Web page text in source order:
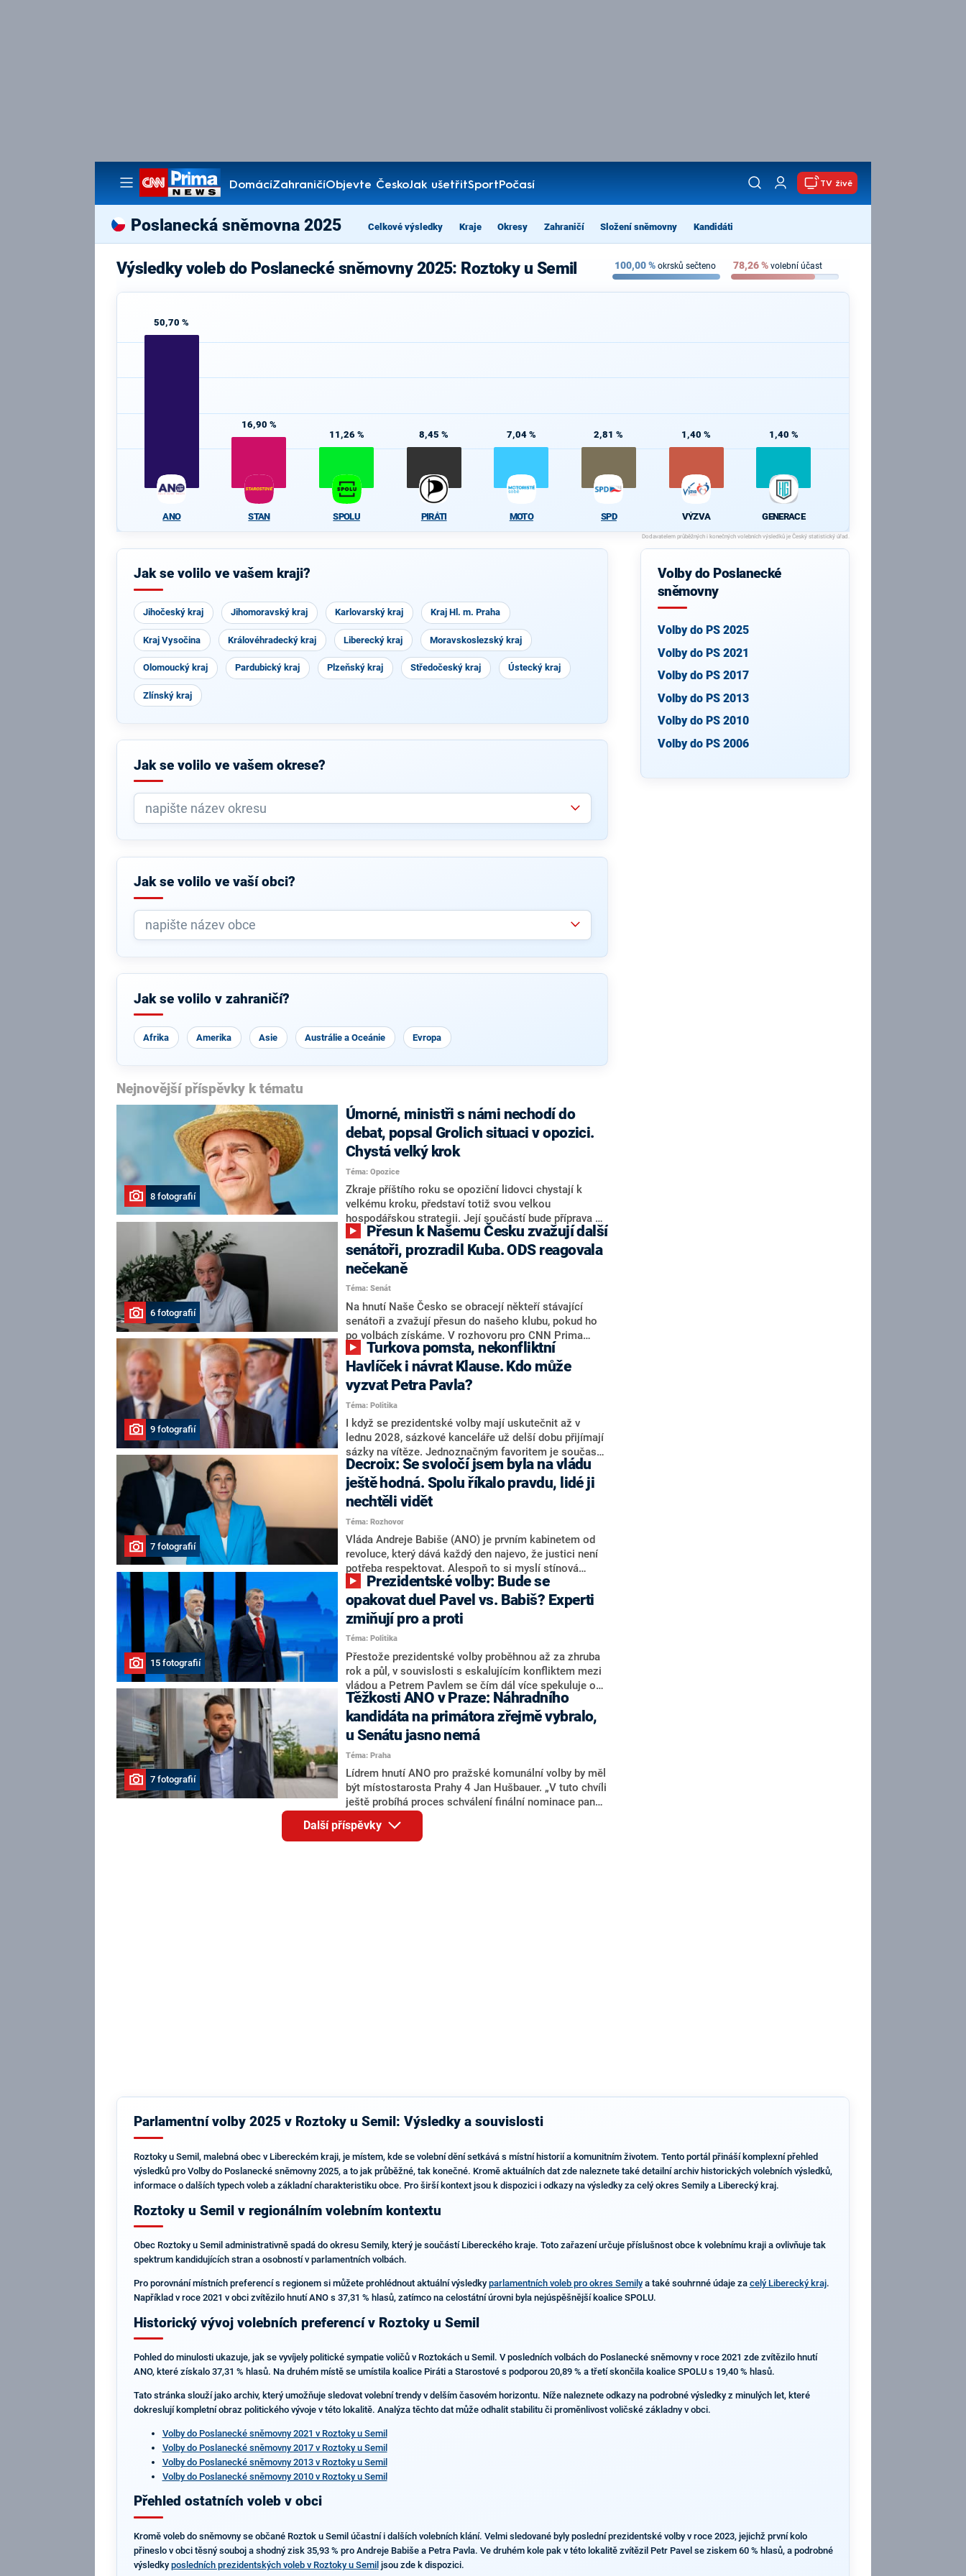
DomácíZahraničíObjevte ČeskoJak ušetřitSportPočasí
Pořady
TV živě
Poslanecká sněmovna 2025 Celkové výsledky Kraje Okresy Zahraničí Složení sněmovny Kandidáti
Výsledky voleb do Poslanecké sněmovny 2025: Roztoky u Semil 100,00% okrsků sečteno 78,26% volební účast
50,70 %
ANO
16,90 %
STAN
11,26 %
SPOLU
8,45 %
PIRÁTI
7,04 %
MOTO
2,81 %
SPD
1,40 %
VÝZVA
1,40 %
GENERACE
Jak se volilo ve vašem kraji?
Jihočeský kraj Jihomoravský kraj Karlovarský kraj Kraj Hl. m. Praha
Kraj Vysočina Královéhradecký kraj Liberecký kraj Moravskoslezský kraj
Olomoucký kraj Pardubický kraj Plzeňský kraj Středočeský kraj Ústecký kraj
Zlínský kraj
Jak se volilo ve vašem okrese?
Jak se volilo ve vaší obci?
Jak se volilo v zahraničí?
Afrika Amerika Asie Austrálie a Oceánie Evropa
Nejnovější příspěvky k tématu
8 fotografií
Úmorné, ministři s námi nechodí do
debat, popsal Grolich situaci v opozici.
Chystá velký krok
Téma: Opozice
Zkraje příštího roku se opoziční lidovci chystají k
velkému kroku, představí totiž svou velkou
hospodářskou strategii. Její součástí bude příprava na
stárnutí populace, řekl ve středu na setkání s novináři
nový předseda lidovců Jan Grolich. Ten zároveň v
senátních volbách kandiduje ve Vyškově. Popsal i
aktivitu opozice, o níž vládní strany nebo političtí
komentátoři mluví jako o slabé a v defenzivě. „Je to
úmorná práce upozorňovat na chyby vlády. Ministři s
námi navíc nechodí do debat. Chceme ale ukazovat
svoje témata,“ odpověděl Grolich na dotaz CNN Prima
NEWS.
6 fotografií
senátoři, prozradil Kuba. ODS reagovala
nečekaně
Téma: Senát
Na hnutí Naše Česko se obracejí někteří stávající
senátoři a zvažují přesun do našeho klubu, pokud ho
po volbách získáme. V rozhovoru pro CNN Prima
NEWS to řekl zakladatel hnutí a jihočeský hejtman
Martin Kuba. Konkrétní nebyl, ale získat by takto mohl
například senátora Zdeňka Hrabu, který je dnes
součástí klubu ODS a TOP 09. Hraba to na dotaz
redakce nevyloučil. Předseda klubu senátorů ODS
Zdeněk Nytra redakci řekl, že počítá s odchodem
některých senátorů z klubu a že Naše Česko není
nepřítel, ale soupeř.
9 fotografií
Havlíček i návrat Klause. Kdo může
vyzvat Petra Pavla?
Téma: Politika
I když se prezidentské volby mají uskutečnit až v
lednu 2028, sázkové kanceláře už delší dobu přijímají
sázky na vítěze. Jednoznačným favoritem je současná
hlava státu Petr Pavel. Daleko za ním pak bookmakeři
zmiňují dva výrazné politiky ANO, tedy premiéra
Andreje Babiše a ministra průmyslu Karla Havlíčka.
Oblíbeným tipem samotných sázkařů je poslanec za
Motoristy Filip Turek. Politolog Jan Kubáček nicméně
o případné kandidatuře kohokoliv ze zmíněné trojice
značně pochybuje. Podle něj současná koalice dosud
nemá osobu, která by Pavlovi mohla konkurovat.
7 fotografií
Decroix: Se svoločí jsem byla na vládu
ještě hodná. Spolu říkalo pravdu, lidé ji
nechtěli vidět
Téma: Rozhovor
Vláda Andreje Babiše (ANO) je prvním kabinetem od
revoluce, který dává každý den najevo, že justici není
potřeba respektovat. Alespoň to si myslí stínová
ministryně spravedlnosti ODS Eva Decroix. V
rozhovoru pro CNN Prima NEWS si nebrala servítky
ohledně politického výkonu svého nástupce Jeronýma
Tejce (za ANO) či vládní zmocněnkyně pro lidská
práva Taťány Malé (ANO). Označením „svoloč“ na
adresu vlády prý byla ještě hodná. Decroix se také
vrátila k volební porážce koalice Spolu či promluvila o
hnutí Naše Česko Martina Kuby.
15 fotografií
opakovat duel Pavel vs. Babiš? Experti
zmiňují pro a proti
Téma: Politika
Přestože prezidentské volby proběhnou až za zhruba
rok a půl, v souvislosti s eskalujícím konfliktem mezi
vládou a Petrem Pavlem se čím dál více spekuluje o
tom, koho by do bitvy o Hrad mohla vyslat současná
koalice. Někteří političtí komentátoři znovu vytahují
jméno premiéra Andreje Babiše (ANO). Jak moc je
pravděpodobné, že se v prezidentských volbách 2028
bude znovu opakovat souboj z roku 2023?
7 fotografií
Těžkosti ANO v Praze: Náhradního
kandidáta na primátora zřejmě vybralo,
u Senátu jasno nemá
Téma: Praha
Lídrem hnutí ANO pro pražské komunální volby by měl
být místostarosta Prahy 4 Jan Hušbauer. „V tuto chvíli
ještě probíhá proces schválení finální nominace pana
Jana Hušbauera Výborem hnutí ANO,“ uvedl pro
redakci místopředseda pražského ANO Martin
Benkovič. O Hušbauerovi se spekulovalo jako o
Další příspěvky
Volby do Poslanecké
sněmovny
Volby do PS 2025
Volby do PS 2021
Volby do PS 2017
Volby do PS 2013
Volby do PS 2010
Volby do PS 2006
Parlamentní volby 2025 v Roztoky u Semil: Výsledky a souvislosti
Roztoky u Semil, malebná obec v Libereckém kraji, je místem, kde se volební dění setkává s místní historií a komunitním životem. Tento portál přináší komplexní přehled
výsledků pro Volby do Poslanecké sněmovny 2025, a to jak průběžné, tak konečné. Kromě aktuálních dat zde naleznete také detailní archiv historických volebních výsledků,
informace o dalších typech voleb a základní charakteristiku obce. Pro širší kontext jsou k dispozici i odkazy na výsledky za celý okres Semily a Liberecký kraj.
Roztoky u Semil v regionálním volebním kontextu
Obec Roztoky u Semil administrativně spadá do okresu Semily, který je součástí Libereckého kraje. Toto zařazení určuje příslušnost obce k volebnímu kraji a ovlivňuje tak
spektrum kandidujících stran a osobností v parlamentních volbách.
Pro porovnání místních preferencí s regionem si můžete prohlédnout aktuální výsledky parlamentních voleb pro okres Semilya také souhrnné údaje za celý Liberecký kraj.
Například v roce 2021 v obci zvítězilo hnutí ANO s 37,31 % hlasů, zatímco na celostátní úrovni byla nejúspěšnější koalice SPOLU.
Historický vývoj volebních preferencí v Roztoky u Semil
Pohled do minulosti ukazuje, jak se vyvíjely politické sympatie voličů v Roztokách u Semil. V posledních volbách do Poslanecké sněmovny v roce 2021 zde zvítězilo hnutí
ANO, které získalo 37,31 % hlasů. Na druhém místě se umístila koalice Piráti a Starostové s podporou 20,89 % a třetí skončila koalice SPOLU s 19,40 % hlasů.
Tato stránka slouží jako archiv, který umožňuje sledovat volební trendy v delším časovém horizontu. Níže naleznete odkazy na podrobné výsledky z minulých let, které
dokreslují kompletní obraz politického vývoje v této lokalitě. Analýza těchto dat může odhalit stabilitu či proměnlivost voličské základny v obci.
Volby do Poslanecké sněmovny 2021 v Roztoky u Semil
Volby do Poslanecké sněmovny 2017 v Roztoky u Semil
Volby do Poslanecké sněmovny 2013 v Roztoky u Semil
Volby do Poslanecké sněmovny 2010 v Roztoky u Semil
Přehled ostatních voleb v obci
Kromě voleb do sněmovny se občané Roztok u Semil účastní i dalších volebních klání. Velmi sledované byly poslední prezidentské volby v roce 2023, jejichž první kolo
přineslo v obci těsný souboj a shodný zisk 35,93 % pro Andreje Babiše a Petra Pavla. Ve druhém kole pak v této lokalitě zvítězil Petr Pavel se ziskem 60 % hlasů, a podrobné
výsledky posledních prezidentských voleb v Roztoky u Semil jsou zde k dispozici.